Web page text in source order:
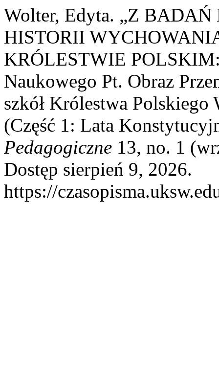
Wolter, Edyta. „Z
HISTORII
KRÓLESTWIE
Naukowego Pt. Obraz
szkół Królestwa
(Część 1: Lata
Pedagogiczne 13, no. 1
Dostęp sierpień 9, 2026.
https://